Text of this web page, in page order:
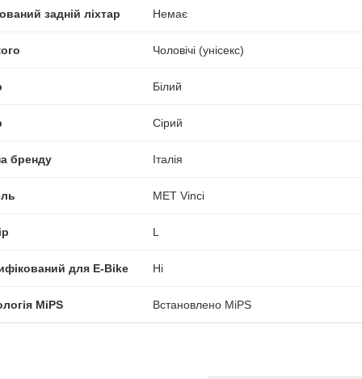
задній ліхтар Немає
Чоловічі (унісекс)
Білий
Сірий
бренду Італія
MET Vinci
L
для E-Bike Ні
MiPS Встановлено MiPS